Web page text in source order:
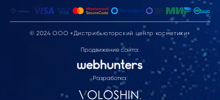
© 2024 ООО «Дистрибьюторский центр косметики»
Продвижение сайта:
Разработка: